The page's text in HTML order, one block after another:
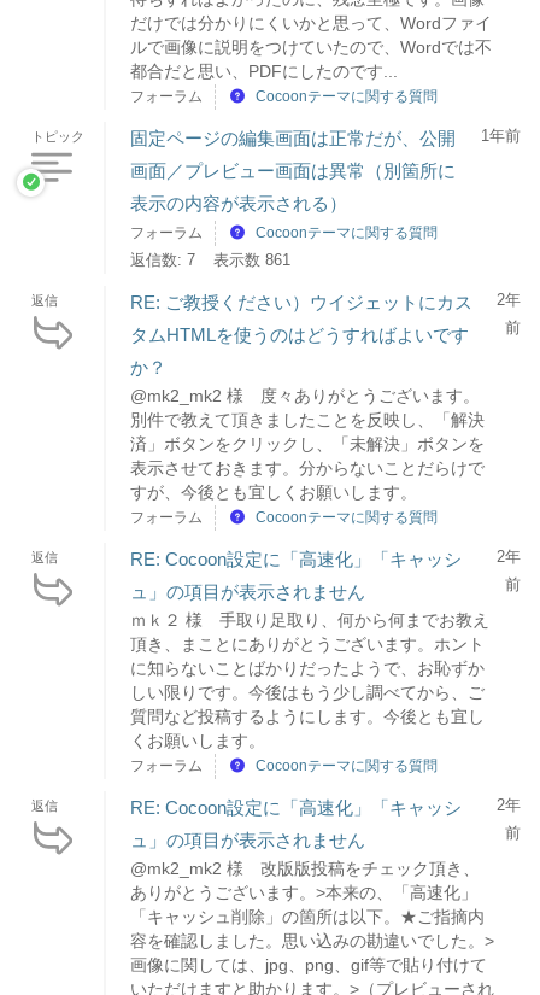
だけでは分かりにくいかと思って、Wordファイ
ルで画像に説明をつけていたので、Wordでは不
都合だと思い、PDFにしたのです...
フォーラム Cocoonテーマに関する質問
トピック
固定ページの編集画面は正常だが、公開
画面／プレビュー画面は異常（別箇所に
表示の内容が表示される）
1年前
フォーラム Cocoonテーマに関する質問
返信数: 7 表示数 861
返信
RE: ご教授ください）ウイジェットにカス
タムHTMLを使うのはどうすればよいです
か？
@mk2_mk2 様 度々ありがとうございます。
別件で教えて頂きましたことを反映し、「解決
済」ボタンをクリックし、「未解決」ボタンを
表示させておきます。分からないことだらけで
すが、今後とも宜しくお願いします。
2年
前
フォーラム Cocoonテーマに関する質問
返信
RE: Cocoon設定に「高速化」「キャッシ
ュ」の項目が表示されません
ｍｋ２ 様 手取り足取り、何から何までお教え
頂き、まことにありがとうございます。ホント
に知らないことばかりだったようで、お恥ずか
しい限りです。今後はもう少し調べてから、ご
質問など投稿するようにします。今後とも宜し
くお願いします。
2年
前
フォーラム Cocoonテーマに関する質問
返信
RE: Cocoon設定に「高速化」「キャッシ
ュ」の項目が表示されません
@mk2_mk2 様 改版版投稿をチェック頂き、
ありがとうございます。>本来の、「高速化」
「キャッシュ削除」の箇所は以下。★ご指摘内
容を確認しました。思い込みの勘違いでした。>
画像に関しては、jpg、png、gif等で貼り付けて
いただけますと助かります。>（プレビューされ
2年
前